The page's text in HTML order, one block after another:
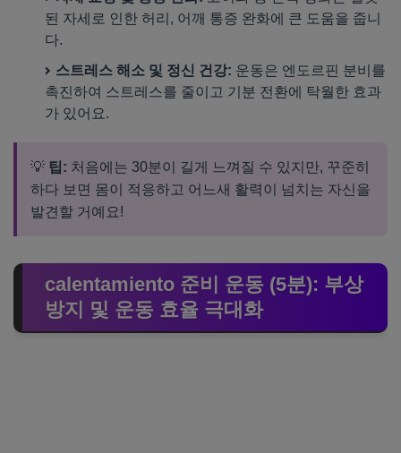
된 자세로 인한 허리, 어깨 통증 완화에 큰 도움을 줍니
다.
스트레스 해소 및 정신 건강: 운동은 엔도르핀 분비를
촉진하여 스트레스를 줄이고 기분 전환에 탁월한 효과
가 있어요.
💡 팁: 처음에는 30분이 길게 느껴질 수 있지만, 꾸준히
하다 보면 몸이 적응하고 어느새 활력이 넘치는 자신을
발견할 거예요!
calentamiento 준비 운동 (5분): 부상
방지 및 운동 효율 극대화